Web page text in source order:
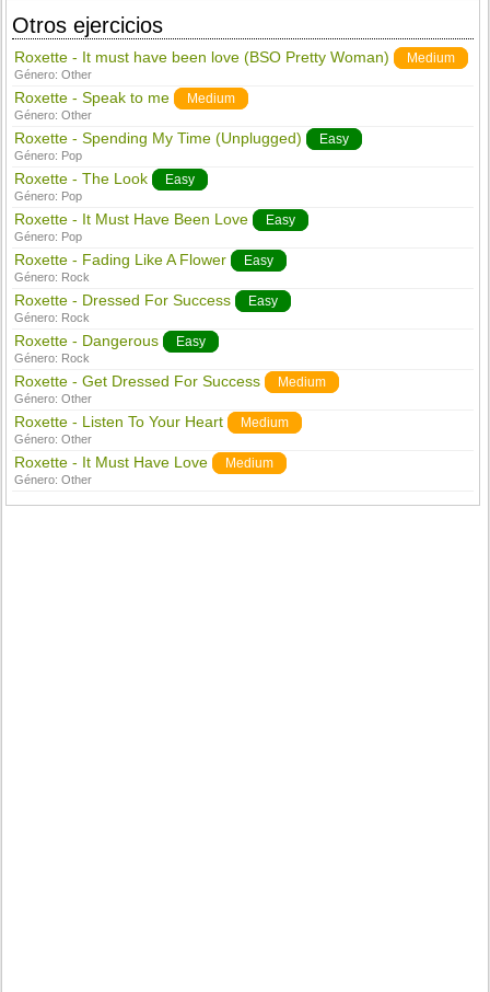
Otros ejercicios
Roxette - It must have been love (BSO Pretty Woman) Medium
Género:Other
Roxette - Speak to me Medium
Género:Other
Roxette - Spending My Time (Unplugged) Easy
Género: Pop
Roxette - The Look Easy
Género: Pop
Roxette - It Must Have Been Love Easy
Género: Pop
Roxette - Fading Like A Flower Easy
Género: Rock
Roxette - Dressed For Success Easy
Género: Rock
Roxette - Dangerous Easy
Género: Rock
Roxette - Get Dressed For Success Medium
Género:Other
Roxette - Listen To Your Heart Medium
Género:Other
Roxette - It Must Have Love Medium
Género:Other